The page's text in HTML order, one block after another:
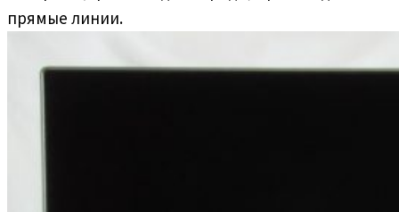
прямые линии.